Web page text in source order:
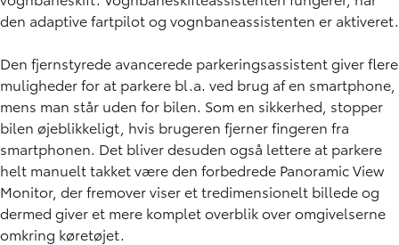
den adaptive fartpilot og vognbaneassistenten er aktiveret.
Den fjernstyrede avancerede parkeringsassistent giver flere
muligheder for at parkere bl.a. ved brug af en smartphone,
mens man står uden for bilen. Som en sikkerhed, stopper
bilen øjeblikkeligt, hvis brugeren fjerner fingeren fra
smartphonen. Det bliver desuden også lettere at parkere
helt manuelt takket være den forbedrede Panoramic View
Monitor, der fremover viser et tredimensionelt billede og
dermed giver et mere komplet overblik over omgivelserne
omkring køretøjet.